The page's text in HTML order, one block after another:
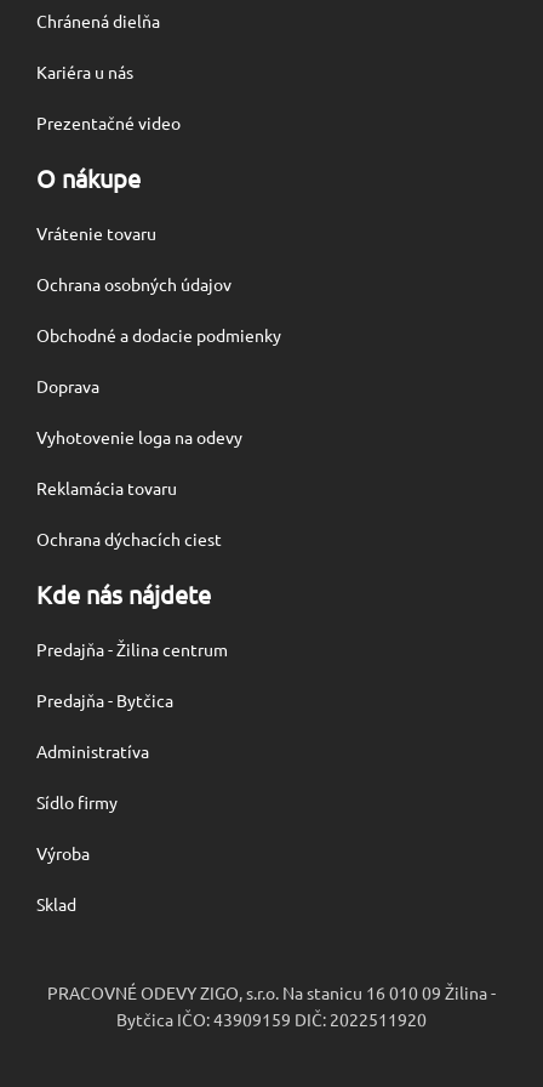
Chránená dielňa
Kariéra u nás
Prezentačné video
O nákupe
Vrátenie tovaru
Ochrana osobných údajov
Obchodné a dodacie podmienky
Doprava
Vyhotovenie loga na odevy
Reklamácia tovaru
Ochrana dýchacích ciest
Kde nás nájdete
Predajňa - Žilina centrum
Predajňa - Bytčica
Administratíva
Sídlo firmy
Výroba
Sklad
PRACOVNÉ ODEVY ZIGO, s.r.o. Na stanicu 16 010 09 Žilina -
Bytčica IČO: 43909159 DIČ: 2022511920